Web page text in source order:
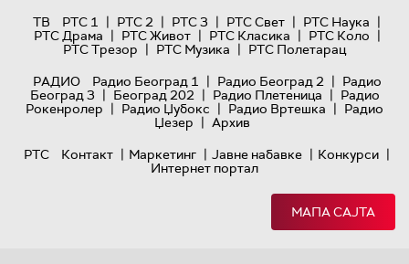
ТВ
РТС 1 | РТС 2 | РТС 3 | РТС Свет | РТС Наука |
РТС Драма | РТС Живот | РТС Класика | РТС Коло |
РТС Трезор | РТС Музика | РТС Полетарац
РАДИО
Радио Београд 1 | Радио Београд 2 | Радио
Београд 3 | Београд 202 | Радио Плетеница | Радио
Рокенролер | Радио Џубокс | Радио Вртешка | Радио
Џезер | Архив
РТС
Контакт | Маркетинг | Јавне набавке | Конкурси |
Интернет портал
МАПА САЈТА